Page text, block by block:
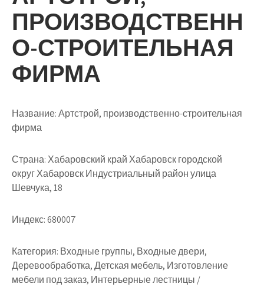
ПРОИЗВОДСТВЕНН
О-СТРОИТЕЛЬНАЯ
ФИРМА
Название:Артстрой, производственно-строительная
фирма
Страна:Хабаровский край Хабаровск городской
округ Хабаровск Индустриальный район улица
Шевчука, 18
Индекс:680007
Категория: Входные группы, Входные двери,
Деревообработка, Детская мебель, Изготовление
мебели под заказ, Интерьерные лестницы /